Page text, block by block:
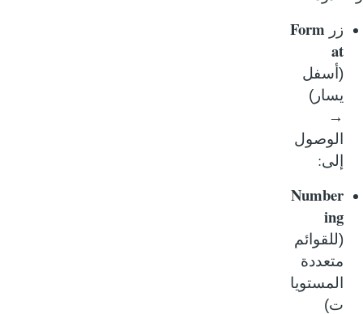
زر Form
(أسفل
يسار)
الوصول
إلى:
Number
ing
(للقوائم
متعددة
المستويا
ت)